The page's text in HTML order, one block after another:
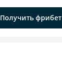
Получить фрибет